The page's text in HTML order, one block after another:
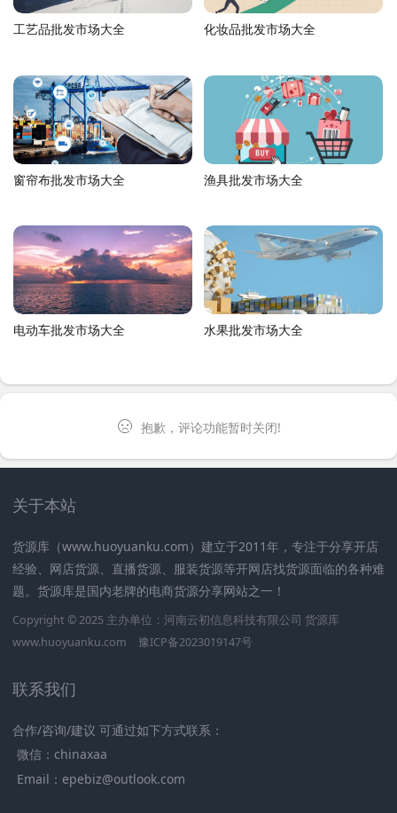
工艺品批发市场大全 化妆品批发市场大全
窗帘布批发市场大全 渔具批发市场大全
电动车批发市场大全 水果批发市场大全
抱歉，评论功能暂时关闭!
关于本站
货源库（www.huoyuanku.com）建立于2011年，专注于分享开店
经验、网店货源、直播货源、服装货源等开网店找货源面临的各种难
题。货源库是国内老牌的电商货源分享网站之一！
Copyright © 2025 主办单位：河南云初信息科技有限公司 货源库
www.huoyuanku.com
豫ICP备2023019147号
联系我们
合作/咨询/建议 可通过如下方式联系：
微信：chinaxaa
Email：epebiz@outlook.com